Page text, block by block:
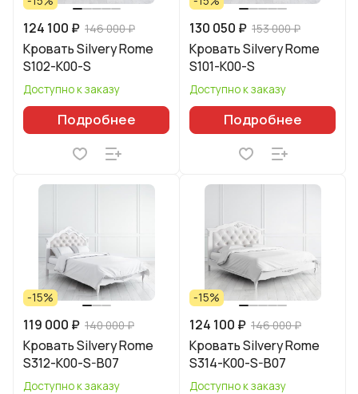
124 100 ₽ 146 000 ₽
Кровать Silvery Rome
S102-K00-S
Доступно к заказу
Подробнее
130 050 ₽ 153 000 ₽
Кровать Silvery Rome
S101-K00-S
Доступно к заказу
Подробнее
-15%
119 000 ₽ 140 000 ₽
Кровать Silvery Rome
S312-K00-S-B07
Доступно к заказу
-15%
124 100 ₽ 146 000 ₽
Кровать Silvery Rome
S314-K00-S-B07
Доступно к заказу